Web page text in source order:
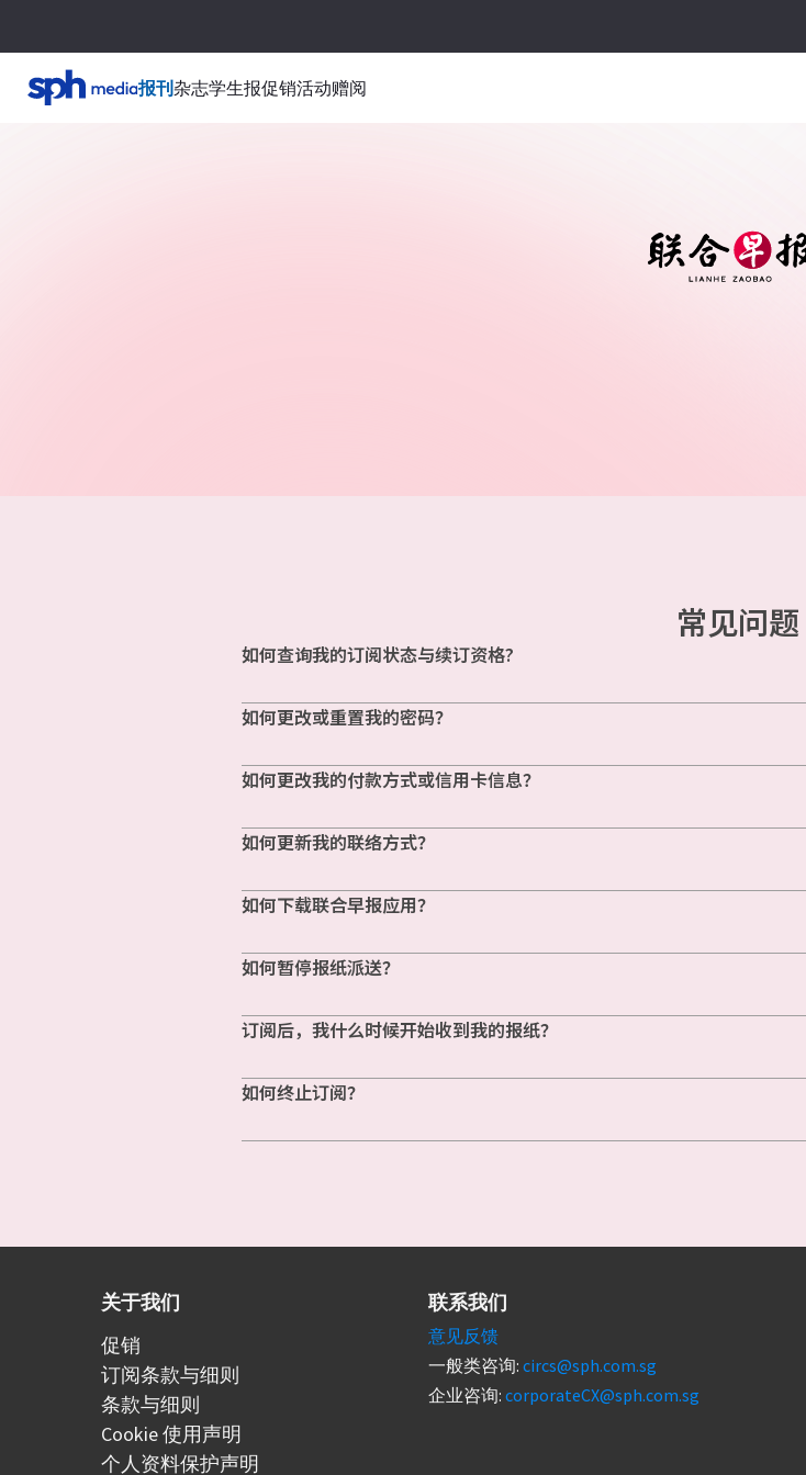
报刊杂志学生报促销活动赠阅
常见问题
如何查询我的订阅状态与续订资格?
如何更改或重置我的密码？
如何更改我的付款方式或信用卡信息？
如何更新我的联络方式？
如何下载联合早报应用？
如何暂停报纸派送？
订阅后，我什么时候开始收到我的报纸？
如何终止订阅？
关于我们
促销
订阅条款与细则
条款与细则
Cookie 使用声明
个人资料保护声明
联系我们
意见反馈
一般类咨询: circs@sph.com.sg
企业咨询: corporateCX@sph.com.sg